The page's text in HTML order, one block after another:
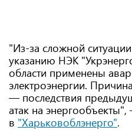
"Из-за сложной
указанию НЭК
области применены
электроэнергии.
— последствия
атак на энергообъекты",
в "Харьковоблэнерго".